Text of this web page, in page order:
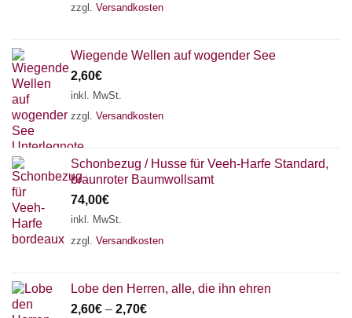
zzgl. Versandkosten
Wiegende Wellen auf wogender See
2,60€
inkl. MwSt.
zzgl. Versandkosten
Schonbezug / Husse für Veeh-Harfe Standard,
braunroter Baumwollsamt
74,00€
inkl. MwSt.
zzgl. Versandkosten
Lobe den Herren, alle, die ihn ehren
2,60€ – 2,70€